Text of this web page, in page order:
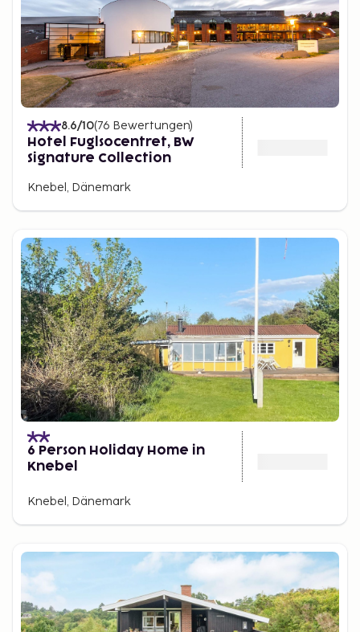
8.6/10(76 Bewertungen)
Hotel Fuglsocentret, BW
Signature Collection
Knebel, Dänemark
6 Person Holiday Home in
Knebel
Knebel, Dänemark